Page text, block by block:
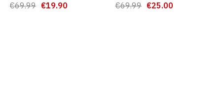
€69.99 €19.90 €69.99 €25.00